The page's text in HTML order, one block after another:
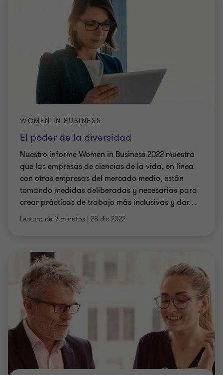
El poder de la diversidad
WOMEN IN BUSINESS
Nuestro informe Women in Business 2022 muestra
que las empresas de ciencias de la vida, en línea
con otras empresas del mercado medio, están
tomando medidas deliberadas y necesarias para
crear prácticas de trabajo más inclusivas y dar…
Lectura de 9 minutos | 28 dic 2022